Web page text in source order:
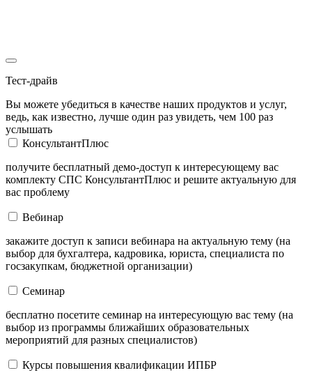
Тест-драйв
Вы можете убедиться в качестве наших продуктов и услуг,
ведь, как известно, лучше один раз увидеть, чем 100 раз
услышать
КонсультантПлюс
получите бесплатный демо-доступ к интересующему вас
комплекту СПС КонсультантПлюс и решите актуальную для
вас проблему
Вебинар
закажите доступ к записи вебинара на актуальную тему (на
выбор для бухгалтера, кадровика, юриста, специалиста по
госзакупкам, бюджетной организации)
Семинар
бесплатно посетите семинар на интересующую вас тему (на
выбор из программы ближайших образовательных
мероприятий для разных специалистов)
Курсы повышения квалификации ИПБР